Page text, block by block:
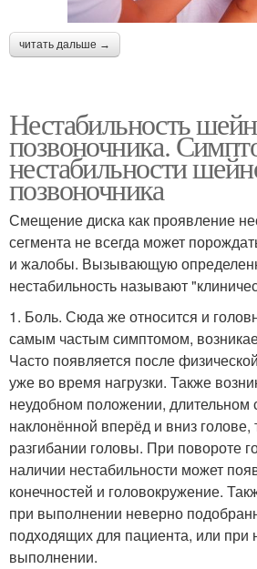
читать дальше →
Нестабильность
позвоночника.
нестабильности
позвоночника
Смещение диска как проявление
сегмента не всегда может
и жалобы. Вызывающую
нестабильность называют
1. Боль. Сюда же относится и
самым частым симптомом,
Часто появляется после
уже во время нагрузки. Также
неудобном положении, длительном
наклонённой вперёд и вниз голове,
разгибании головы. При повороте
наличии нестабильности может
конечностей и головокружение.
при выполнении неверно
подходящих для пациента, или при
выполнении.